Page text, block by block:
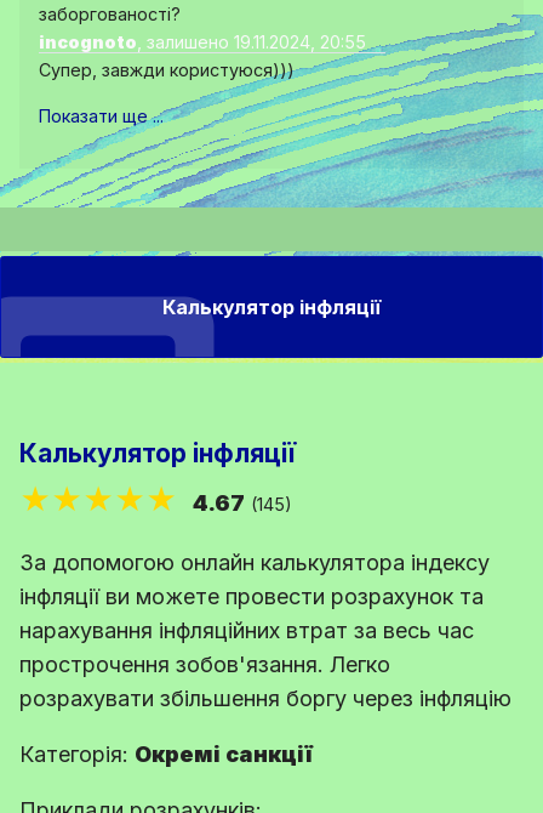
заборгованості?
incognoto , залишено 19.11.2024, 20:55
Супер, завжди користуюся)))
Показати ще ...
Калькулятор інфляції
Калькулятор інфляції
★★★★★ 4.67 (145)
За допомогою онлайн калькулятора індексу
інфляції ви можете провести розрахунок та
нарахування інфляційних втрат за весь час
прострочення зобов'язання. Легко
розрахувати збільшення боргу через інфляцію
Категорія: Окремі санкції